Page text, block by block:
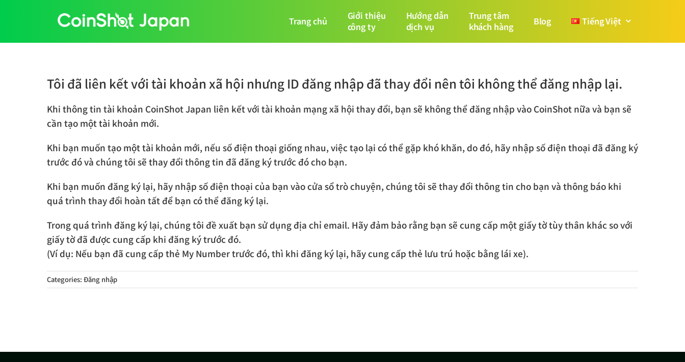
Trang chủ
Giới thiệu
công ty
Hướng dẫn
dịch vụ
Trung tâm
khách hàng
Blog Tiếng Việt
Tôi đã liên kết với tài khoản xã hội nhưng ID đăng nhập đã thay đổi nên tôi không thể đăng nhập lại.
Khi thông tin tài khoản CoinShot Japan liên kết với tài khoản mạng xã hội thay đổi, bạn sẽ không thể đăng nhập vào CoinShot nữa và bạn sẽ
cần tạo một tài khoản mới.
Khi bạn muốn tạo một tài khoản mới, nếu số điện thoại giống nhau, việc tạo lại có thể gặp khó khăn, do đó, hãy nhập số điện thoại đã đăng ký
trước đó và chúng tôi sẽ thay đổi thông tin đã đăng ký trước đó cho bạn.
Khi bạn muốn đăng ký lại, hãy nhập số điện thoại của bạn vào cửa sổ trò chuyện, chúng tôi sẽ thay đổi thông tin cho bạn và thông báo khi
quá trình thay đổi hoàn tất để bạn có thể đăng ký lại.
Trong quá trình đăng ký lại, chúng tôi đề xuất bạn sử dụng địa chỉ email. Hãy đảm bảo rằng bạn sẽ cung cấp một giấy tờ tùy thân khác so với
giấy tờ đã được cung cấp khi đăng ký trước đó.
(Ví dụ: Nếu bạn đã cung cấp thẻ My Number trước đó, thì khi đăng ký lại, hãy cung cấp thẻ lưu trú hoặc bằng lái xe).
Categories: Đăng nhập